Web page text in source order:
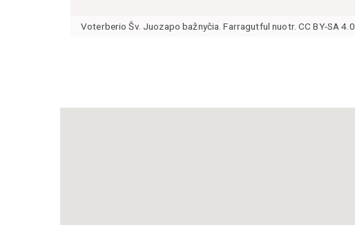
Voterberio Šv. Juozapo bažnyčia. Farragutful nuotr. CC BY-SA 4.0